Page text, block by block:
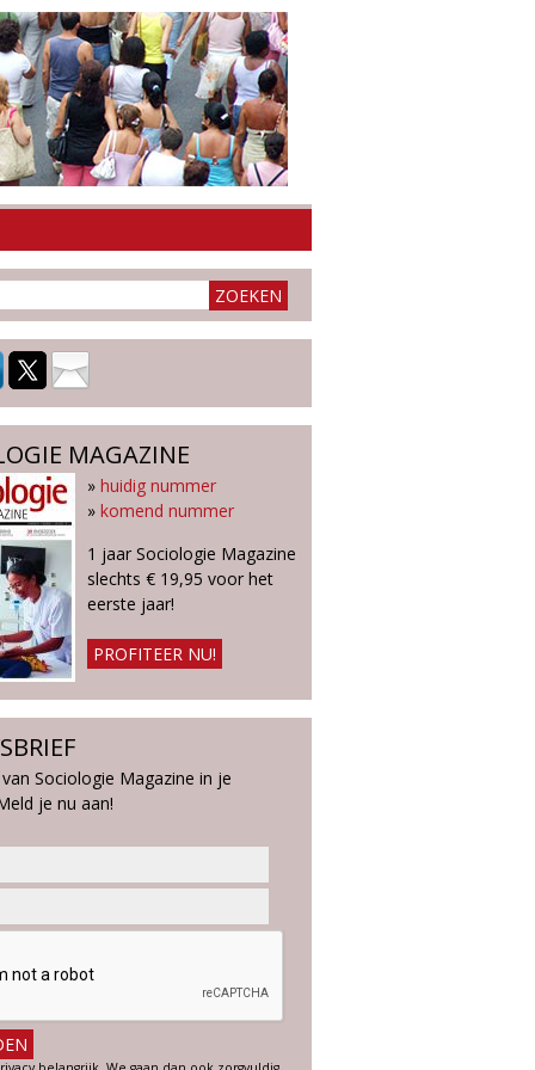
MAGAZINE
» huidig nummer
» komend nummer
1 jaar Sociologie Magazine
slechts € 19,95 voor het
eerste jaar!
PROFITEER NU!
Sociologie Magazine in je
je nu aan!